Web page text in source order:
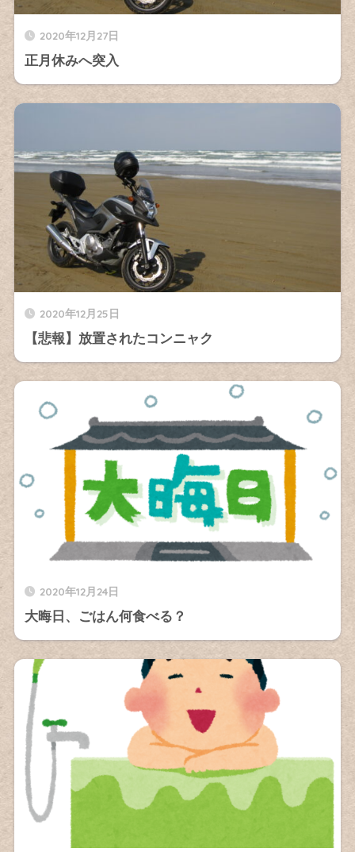
2020年12月27日
正月休みへ突入
2020年12月25日
【悲報】放置されたコンニャク
2020年12月24日
大晦日、ごはん何食べる？